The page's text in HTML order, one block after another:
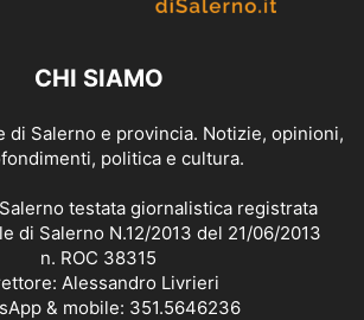
CHI SIAMO
di Salerno e provincia. Notizie, opinioni,
politica e cultura.
testata giornalistica registrata
di Salerno N.12/2013 del 21/06/2013
n. ROC 38315
Alessandro Livrieri
& mobile: 351.5646236